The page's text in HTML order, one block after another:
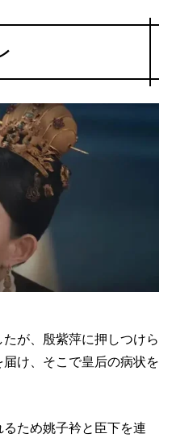
が、殷紫萍に押しつけら
け、そこで皇后の病状を
ため姚子衿と臣下を連